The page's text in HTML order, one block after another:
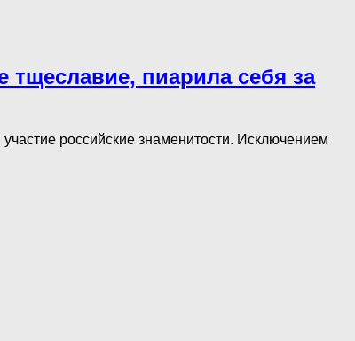
пиарила себя за
российские знаменитости. Исключением